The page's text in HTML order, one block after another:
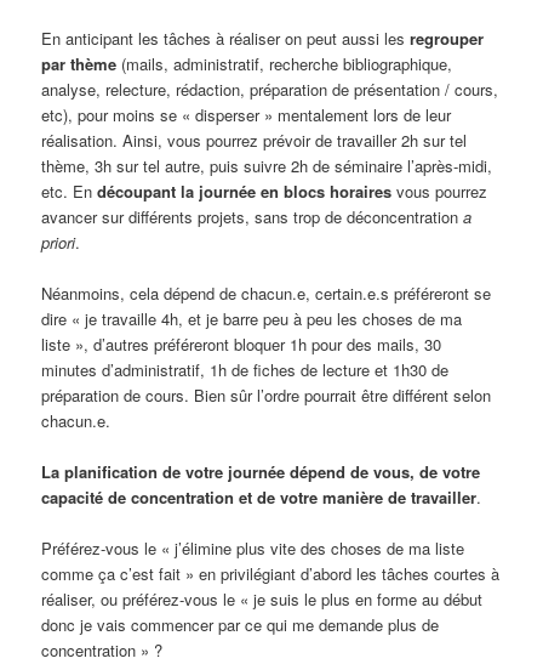
En anticipant les tâches à réaliser on peut aussi lesregrouper
par thème (mails, administratif, recherche bibliographique,
analyse, relecture, rédaction, préparation de présentation / cours,
etc), pour moins se « disperser » mentalement lors de leur
réalisation. Ainsi, vous pourrez prévoir de travailler 2h sur tel
thème, 3h sur tel autre, puis suivre 2h de séminaire l’après-midi,
etc. Endécoupant la journée en blocs horaires vous pourrez
avancer sur différents projets, sans trop de déconcentrationa
priori.
Néanmoins, cela dépend de chacun.e, certain.e.s préféreront se
dire « je travaille 4h, et je barre peu à peu les choses de ma
liste », d’autres préféreront bloquer 1h pour des mails, 30
minutes d’administratif, 1h de fiches de lecture et 1h30 de
préparation de cours. Bien sûr l’ordre pourrait être différent selon
chacun.e.
La planification de votre journée dépend de vous, de votre
capacité de concentration et de votre manière de travailler.
Préférez-vous le « j’élimine plus vite des choses de ma liste
comme ça c’est fait » en privilégiant d’abord les tâches courtes à
réaliser, ou préférez-vous le « je suis le plus en forme au début
donc je vais commencer par ce qui me demande plus de
concentration » ?